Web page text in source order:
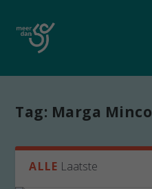
Tag: Marga Minco
ALLE Laatste